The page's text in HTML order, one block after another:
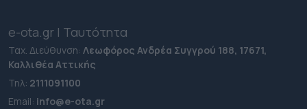
e-ota.gr | Ταυτότητα
Ταχ. Διεύθυνση: Λεωφόρος Ανδρέα Συγγρού 188, 17671,
Καλλιθέα Αττικής
Τηλ: 2111091100
Εmail: info@e-ota.gr